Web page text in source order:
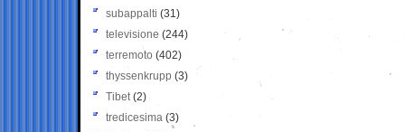
subappalti (31)
televisione(244)
terremoto (402)
thyssenkrupp (3)
Tibet(2)
tredicesima (3)